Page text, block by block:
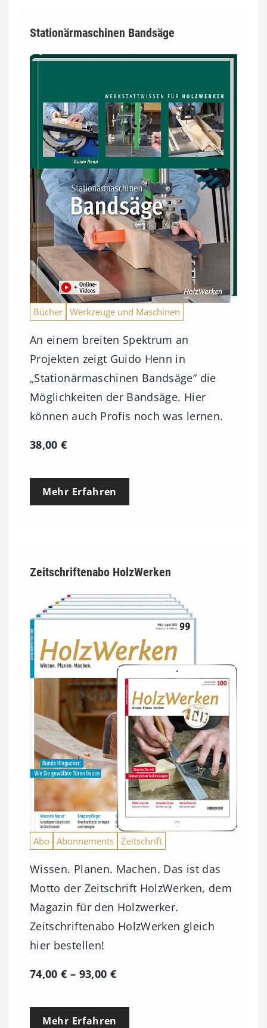
Stationärmaschinen Bandsäge
Bücher Werkzeuge und Maschinen
An einem breiten Spektrum an
Projekten zeigt Guido Henn in
„Stationärmaschinen Bandsäge“ die
Möglichkeiten der Bandsäge. Hier
können auch Profis noch was lernen.
38,00€
Mehr Erfahren
Zeitschriftenabo HolzWerken
Abo Abonnements Zeitschrift
Wissen. Planen. Machen. Das ist das
Motto der Zeitschrift HolzWerken, dem
Magazin für den Holzwerker.
Zeitschriftenabo HolzWerken gleich
hier bestellen!
74,00€ – 93,00 €P
e
Mehr Erfahren